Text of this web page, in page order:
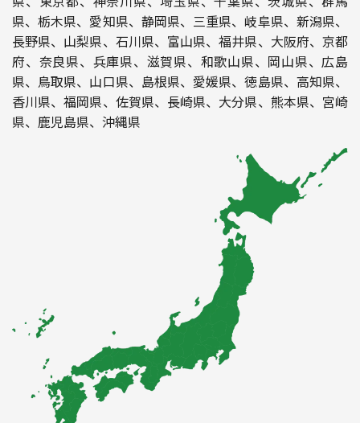
県、栃木県、愛知県、静岡県、三重県、岐阜県、新潟県、
長野県、山梨県、石川県、富山県、福井県、大阪府、京都
府、奈良県、兵庫県、滋賀県、和歌山県、岡山県、広島
県、鳥取県、山口県、島根県、愛媛県、徳島県、高知県、
香川県、福岡県、佐賀県、長崎県、大分県、熊本県、宮崎
県、鹿児島県、沖縄県